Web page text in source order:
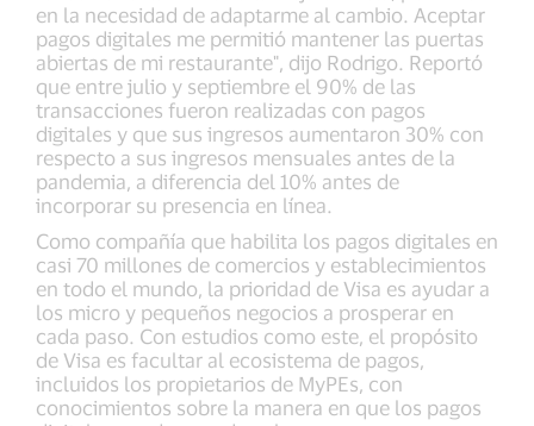
en la necesidad de adaptarme al cambio. Aceptar
pagos digitales me permitió mantener las puertas
abiertas de mi restaurante", dijo Rodrigo. Reportó
que entre julio y septiembre el 90% de las
transacciones fueron realizadas con pagos
digitales y que sus ingresos aumentaron 30% con
respecto a sus ingresos mensuales antes de la
pandemia, a diferencia del 10% antes de
incorporar su presencia en línea.
Como compañía que habilita los pagos digitales en
casi 70 millones de comercios y establecimientos
en todo el mundo, la prioridad de Visa es ayudar a
los micro y pequeños negocios a prosperar en
cada paso. Con estudios como este, el propósito
de Visa es facultar al ecosistema de pagos,
incluidos los propietarios de MyPEs, con
conocimientos sobre la manera en que los pagos